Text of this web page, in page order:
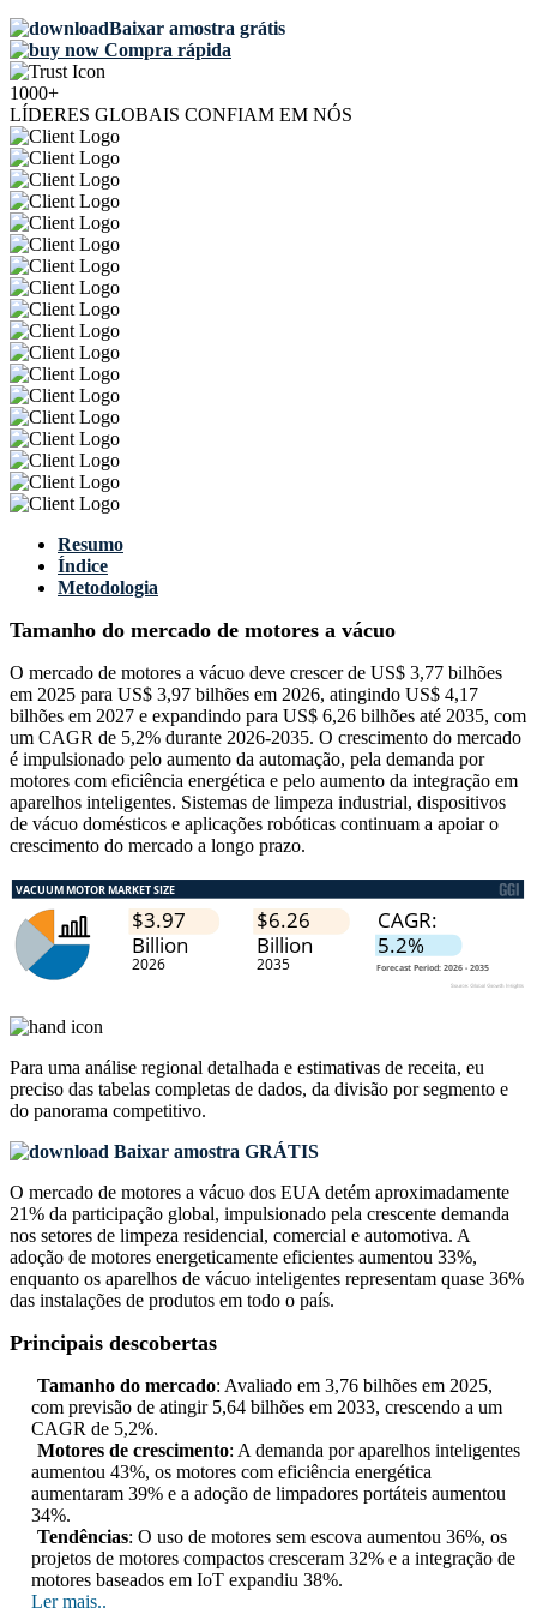
Baixar amostra grátis
Compra rápida
1000+
LÍDERES GLOBAIS CONFIAM EM NÓS
Resumo
Índice
Metodologia
Tamanho do mercado de motores a vácuo
O mercado de motores a vácuo deve crescer de US$ 3,77 bilhões
em 2025 para US$ 3,97 bilhões em 2026, atingindo US$ 4,17
bilhões em 2027 e expandindo para US$ 6,26 bilhões até 2035, com
um CAGR de 5,2% durante 2026-2035. O crescimento do mercado
é impulsionado pelo aumento da automação, pela demanda por
motores com eficiência energética e pelo aumento da integração em
aparelhos inteligentes. Sistemas de limpeza industrial, dispositivos
de vácuo domésticos e aplicações robóticas continuam a apoiar o
crescimento do mercado a longo prazo.
Para uma análise regional detalhada e estimativas de receita, eu
preciso das tabelas completas de dados, da divisão por segmento e
do panorama competitivo.
Baixar amostra GRÁTIS
O mercado de motores a vácuo dos EUA detém aproximadamente
21% da participação global, impulsionado pela crescente demanda
nos setores de limpeza residencial, comercial e automotiva. A
adoção de motores energeticamente eficientes aumentou 33%,
enquanto os aparelhos de vácuo inteligentes representam quase 36%
das instalações de produtos em todo o país.
Principais descobertas
Tamanho do mercado: Avaliado em 3,76 bilhões em 2025,
com previsão de atingir 5,64 bilhões em 2033, crescendo a um
CAGR de 5,2%.
Motores de crescimento: A demanda por aparelhos inteligentes
aumentou 43%, os motores com eficiência energética
aumentaram 39% e a adoção de limpadores portáteis aumentou
34%.
Tendências: O uso de motores sem escova aumentou 36%, os
projetos de motores compactos cresceram 32% e a integração de
motores baseados em IoT expandiu 38%.
Ler mais..